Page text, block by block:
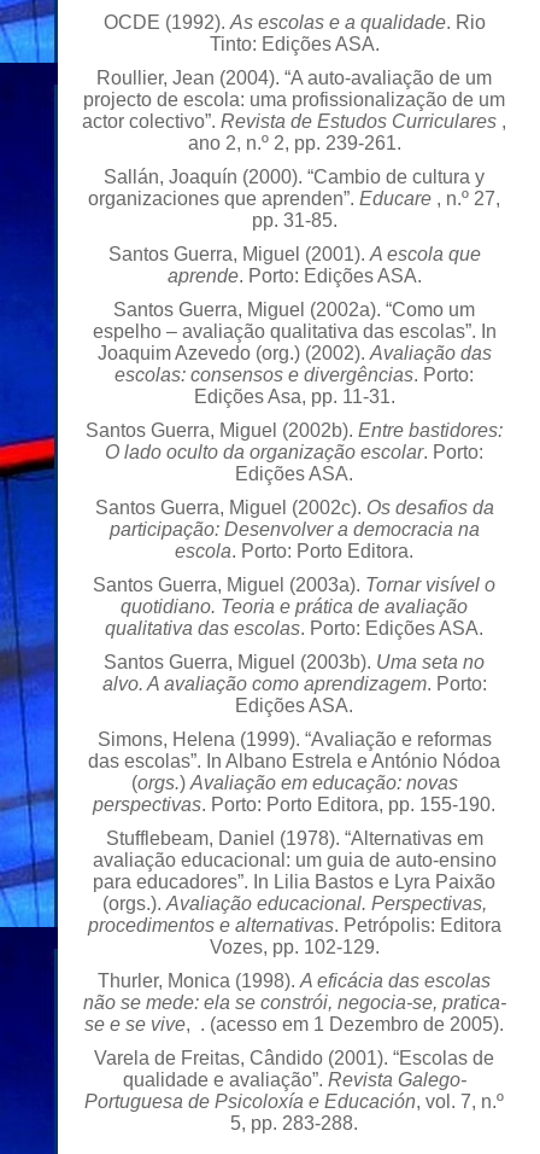
OCDE (1992). As escolas e a qualidade. Rio
Tinto: Edições ASA.
Roullier, Jean (2004). “A auto-avaliação de um
projecto de escola: uma profissionalização de um
actor colectivo”. Revista de Estudos Curriculares ,
ano 2, n.º 2, pp. 239-261.
Sallán, Joaquín (2000). “Cambio de cultura y
organizaciones que aprenden”. Educare , n.º 27,
pp. 31-85.
Santos Guerra, Miguel (2001). A escola que
aprende. Porto: Edições ASA.
Santos Guerra, Miguel (2002a). “Como um
espelho – avaliação qualitativa das escolas”. In
Joaquim Azevedo (org.) (2002). Avaliação das
escolas: consensos e divergências. Porto:
Edições Asa, pp. 11-31.
Santos Guerra, Miguel (2002b). Entre bastidores:
O lado oculto da organização escolar. Porto:
Edições ASA.
Santos Guerra, Miguel (2002c). Os desafios da
participação: Desenvolver a democracia na
escola. Porto: Porto Editora.
Santos Guerra, Miguel (2003a). Tornar visível o
quotidiano. Teoria e prática de avaliação
qualitativa das escolas. Porto: Edições ASA.
Santos Guerra, Miguel (2003b). Uma seta no
alvo. A avaliação como aprendizagem. Porto:
Edições ASA.
Simons, Helena (1999). “Avaliação e reformas
das escolas”. In Albano Estrela e António Nódoa
(orgs.) Avaliação em educação: novas
perspectivas. Porto: Porto Editora, pp. 155-190.
Stufflebeam, Daniel (1978). “Alternativas em
avaliação educacional: um guia de auto-ensino
para educadores”. In Lilia Bastos e Lyra Paixão
(orgs.). Avaliação educacional. Perspectivas,
procedimentos e alternativas. Petrópolis: Editora
Vozes, pp. 102-129.
Thurler, Monica (1998). A eficácia das escolas
não se mede: ela se constrói, negocia-se, pratica-
se e se vive, . (acesso em 1 Dezembro de 2005).
Varela de Freitas, Cândido (2001). “Escolas de
qualidade e avaliação”. Revista Galego-
Portuguesa de Psicoloxía e Educación, vol. 7, n.º
5, pp. 283-288.